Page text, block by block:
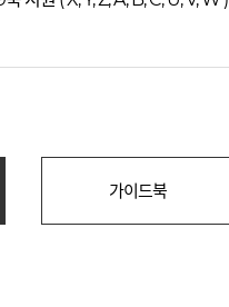
가이드북